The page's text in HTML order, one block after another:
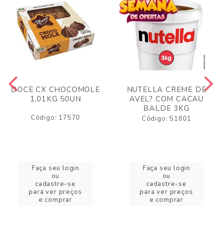
DOCE CX CHOCOMOLE
1,01KG 50UN
Código: 17570
Faça seu login
ou
cadastre-se
para ver preços
e comprar
NUTELLA CREME DE
AVEL? COM CACAU
BALDE 3KG
Código: 51801
Faça seu login
ou
cadastre-se
para ver preços
e comprar